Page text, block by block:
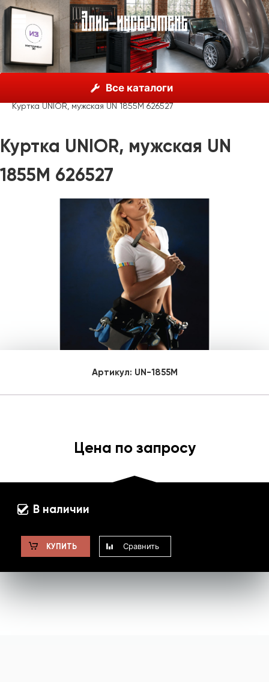
Все каталоги
Unior, Словения
Рекламные материалы
Одежда
Куртка UNIOR, мужская UN 1855M 626527
Куртка UNIOR, мужская UN
1855M 626527
Артикул: UN-1855M
Цена по запросу
В наличии
КУПИТЬ Сравнить